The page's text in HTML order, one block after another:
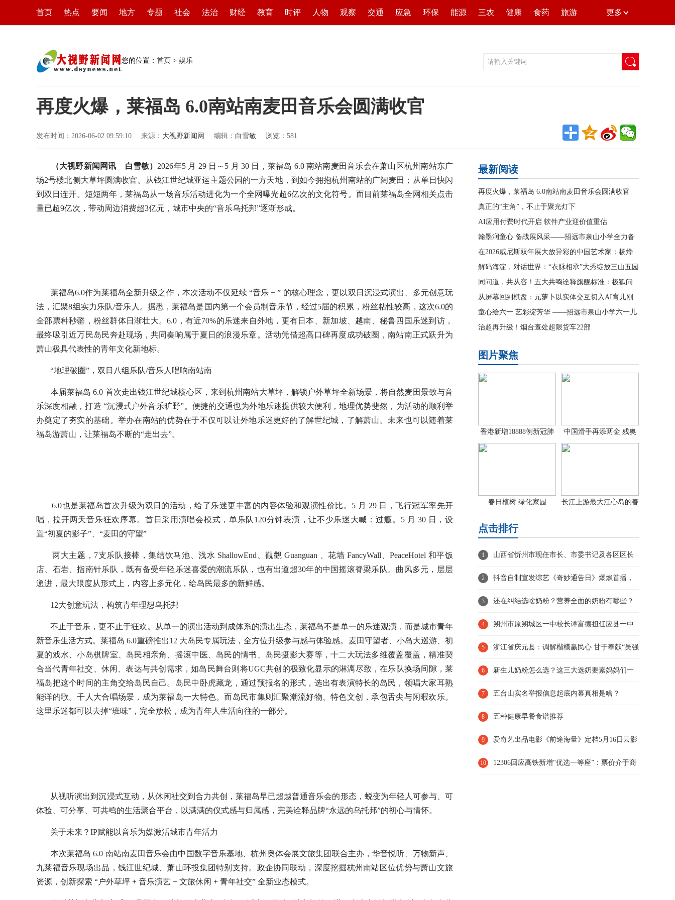
首页 热点 要闻 地方 专题 社会 法治 财经 教育 时评 人物 观察 交通 应急 环保 能源 三农 健康 食药 旅游 更多
您的位置： 首页 > 娱乐
再度火爆，莱福岛 6.0南站南麦田音乐会圆满收官
发布时间：2026-06-02 09:59:10 来源： 大视野新闻网 编辑： 白雪敏 浏览： 581
（大视野新闻网讯 白雪敏） 2026年5 月 29 日～5 月 30 日，莱福岛 6.0 南站南麦田音乐会在萧山区杭州南站东广
场2号楼北侧大草坪圆满收官。从钱江世纪城亚运主题公园的一方天地，到如今拥抱杭州南站的广阔麦田；从单日快闪
到双日连开。短短两年，莱福岛从一场音乐活动进化为一个全网曝光超6亿次的文化符号。而目前莱福岛全网相关点击
量已超9亿次，带动周边消费超3亿元，城市中央的“音乐乌托邦”逐渐形成。
莱福岛6.0作为莱福岛全新升级之作，本次活动不仅延续 “音乐 + ” 的核心理念，更以双日沉浸式演出、多元创意玩
法，汇聚8组实力乐队/音乐人。据悉，莱福岛是国内第一个会员制音乐节，经过5届的积累，粉丝粘性较高，这次6.0的
全部票种秒罄，粉丝群体日渐壮大。6.0，有近70%的乐迷来自外地，更有日本、新加坡、越南、秘鲁四国乐迷到访，
最终吸引近万民岛民奔赴现场，共同奏响属于夏日的浪漫乐章。活动凭借超高口碑再度成功破圈，南站南正式跃升为
萧山极具代表性的青年文化新地标。
“地理破圈”，双日八组乐队/音乐人唱响南站南
本届莱福岛 6.0 首次走出钱江世纪城核心区，来到杭州南站大草坪，解锁户外草坪全新场景，将自然麦田景致与音
乐深度相融，打造 “沉浸式户外音乐旷野”。便捷的交通也为外地乐迷提供较大便利，地理优势斐然，为活动的顺利举
办奠定了夯实的基础。举办在南站的优势在于不仅可以让外地乐迷更好的了解世纪城，了解萧山。未来也可以随着莱
福岛游萧山，让莱福岛不断的“走出去”。
6.0也是莱福岛首次升级为双日的活动，给了乐迷更丰富的内容体验和观演性价比。5 月 29 日，飞行冠军率先开
唱，拉开两天音乐狂欢序幕。首日采用演唱会模式，单乐队120分钟表演，让不少乐迷大喊：过瘾。5 月 30 日，设
置“初夏的影子”、“麦田的守望”
两大主题，7支乐队接棒，集结饮马池、浅水 ShallowEnd、觀觀 Guanguan 、花墙 FancyWall、PeaceHotel 和平饭
店、石岩、指南针乐队，既有备受年轻乐迷喜爱的潮流乐队，也有出道超30年的中国摇滚脊梁乐队。曲风多元，层层
递进，最大限度从形式上，内容上多元化，给岛民最多的新鲜感。
12大创意玩法，构筑青年理想乌托邦
不止于音乐，更不止于狂欢。从单一的演出活动到成体系的演出生态，莱福岛不是单一的乐迷观演，而是城市青年
新音乐生活方式。莱福岛 6.0重磅推出12 大岛民专属玩法，全方位升级参与感与体验感。麦田守望者、小岛大巡游、初
夏的戏水、小岛棋牌室、岛民相亲角、摇滚中医、岛民的情书、岛民摄影大赛等，十二大玩法多维覆盖覆盖，精准契
合当代青年社交、休闲、表达与共创需求，如岛民舞台则将UGC共创的极致化显示的淋漓尽致，在乐队换场间隙，莱
福岛把这个时间的主角交给岛民自己。岛民中卧虎藏龙，通过预报名的形式，选出有表演特长的岛民，领唱大家耳熟
能详的歌。千人大合唱场景，成为莱福岛一大特色。而岛民市集则汇聚潮流好物、特色文创，承包舌尖与闲暇欢乐。
这里乐迷都可以去掉“班味”，完全放松，成为青年人生活向往的一部分。
从视听演出到沉浸式互动，从休闲社交到合力共创，莱福岛早已超越普通音乐会的形态，蜕变为年轻人可参与、可
体验、可分享、可共鸣的生活聚合平台，以满满的仪式感与归属感，完美诠释品牌“永远的乌托邦”的初心与情怀。
关于未来？IP赋能以音乐为媒激活城市青年活力
本次莱福岛 6.0 南站南麦田音乐会由中国数字音乐基地、杭州奥体会展文旅集团联合主办，华音悦听、万物新声、
九莱福音乐现场出品，钱江世纪城、萧山环投集团特别支持。政企协同联动，深度挖掘杭州南站区位优势与萧山文旅
资源，创新探索 “户外草坪 + 音乐演艺 + 文旅休闲 + 青年社交” 全新业态模式。
最新阅读
再度火爆，莱福岛 6.0南站南麦田音乐会圆满收官
真正的“主角”，不止于聚光灯下
AI应用付费时代开启 软件产业迎价值重估
翰墨润童心 备战展风采——招远市泉山小学全力备
战市艺术月书画
在2026威尼斯双年展大放异彩的中国艺术家：杨烨
炘
解码海淀，对话世界：“衣脉相承”大秀绽放三山五园
同问道，共从容！五大共鸣诠释旗舰标准：极狐问
道V9上市19.48万起
从屏幕回到棋盘：元萝卜以实体交互切入AI育儿刚
需市场
童心绘六一 艺彩绽芳华 ——招远市泉山小学六一儿
童节学生美术
治超再升级！烟台查处超限货车22部
图片聚焦
香港新增18888例新冠肺
炎确诊病
中国滑手再添两金 残奥
单板滑雪
春日植树 绿化家园
长江上游最大江心岛的春
点击排行
1 山西省忻州市现任市长、市委书记及各区区长
2 抖音自制宣发综艺《奇妙通告日》爆燃首播，
携手《解密》剧组共闯奇
3 还在纠结选啥奶粉？营养全面的奶粉有哪些？
容易长肉的奶粉推荐速览
4 朔州市原朔城区一中校长谭富德担任应县一中
校长！
5 浙江省庆元县：调解楷模赢民心 甘于奉献“吴强
忠“
6 新生儿奶粉怎么选？这三大选奶要素妈妈们一
定要知道
7 五台山实名举报信息起底内幕真相是啥？
8 五种健康早餐食谱推荐
9 爱奇艺出品电影《前途海量》定档5月16日云影
院独播 包贝尔明道演
10 12306回应高铁新增“优选一等座”：票价介于商